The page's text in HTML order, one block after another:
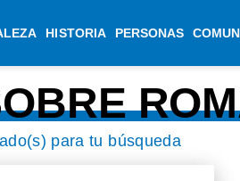
HISTORIA PERSONAS
para tu búsqueda